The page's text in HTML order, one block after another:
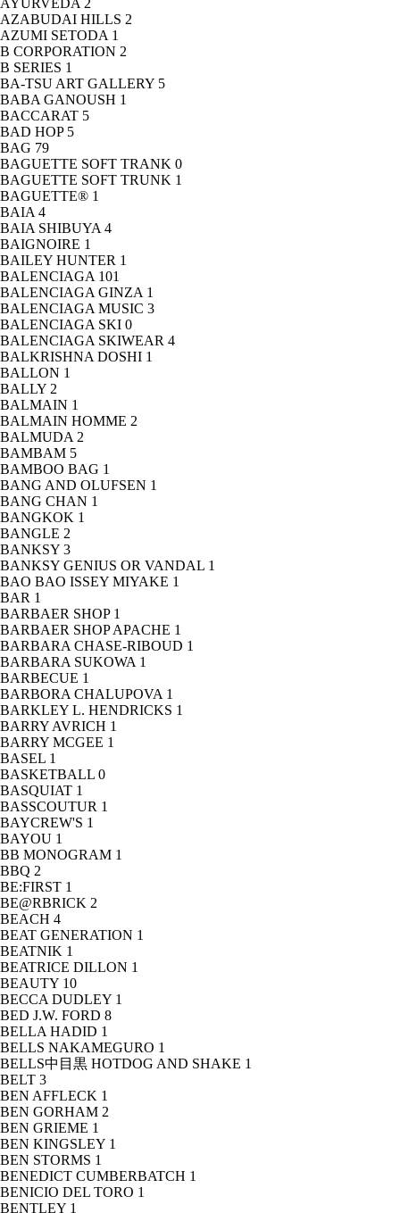
AYURVEDA 2
AZABUDAI HILLS 2
AZUMI SETODA 1
B CORPORATION 2
B SERIES 1
BA-TSU ART GALLERY 5
BABA GANOUSH 1
BACCARAT 5
BAD HOP 5
BAG 79
BAGUETTE SOFT TRANK 0
BAGUETTE SOFT TRUNK 1
BAGUETTE® 1
BAIA 4
BAIA SHIBUYA 4
BAIGNOIRE 1
BAILEY HUNTER 1
BALENCIAGA 101
BALENCIAGA GINZA 1
BALENCIAGA MUSIC 3
BALENCIAGA SKI 0
BALENCIAGA SKIWEAR 4
BALKRISHNA DOSHI 1
BALLON 1
BALLY 2
BALMAIN 1
BALMAIN HOMME 2
BALMUDA 2
BAMBAM 5
BAMBOO BAG 1
BANG AND OLUFSEN 1
BANG CHAN 1
BANGKOK 1
BANGLE 2
BANKSY 3
BANKSY GENIUS OR VANDAL 1
BAO BAO ISSEY MIYAKE 1
BAR 1
BARBAER SHOP 1
BARBAER SHOP APACHE 1
BARBARA CHASE-RIBOUD 1
BARBARA SUKOWA 1
BARBECUE 1
BARBORA CHALUPOVA 1
BARKLEY L. HENDRICKS 1
BARRY AVRICH 1
BARRY MCGEE 1
BASEL 1
BASKETBALL 0
BASQUIAT 1
BASSCOUTUR 1
BAYCREW'S 1
BAYOU 1
BB MONOGRAM 1
BBQ 2
BE:FIRST 1
BE@RBRICK 2
BEACH 4
BEAT GENERATION 1
BEATNIK 1
BEATRICE DILLON 1
BEAUTY 10
BECCA DUDLEY 1
BED J.W. FORD 8
BELLA HADID 1
BELLS NAKAMEGURO 1
BELLS中目黒 HOTDOG AND SHAKE 1
BELT 3
BEN AFFLECK 1
BEN GORHAM 2
BEN GRIEME 1
BEN KINGSLEY 1
BEN STORMS 1
BENEDICT CUMBERBATCH 1
BENICIO DEL TORO 1
BENTLEY 1